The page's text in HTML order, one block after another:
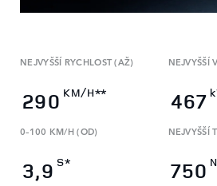
NEJVYŠŠÍ RYCHLOST (AŽ)
290 KM/H**
NEJVYŠŠÍ
467
0–100 KM/H (OD)
3,9 S*
NEJVYŠŠÍ
750